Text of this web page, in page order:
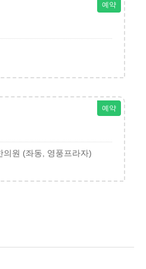
예약
예약
원 (좌동, 영풍프라자)